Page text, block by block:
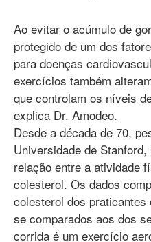
Ao evitar o acúmulo de
protegido de um dos
para doenças
exercícios também
que controlam os níveis
explica Dr. Amodeo.
Desde a década de 70,
Universidade de
relação entre a atividade
colesterol. Os dados
colesterol dos
se comparados aos dos
corrida é um exercício